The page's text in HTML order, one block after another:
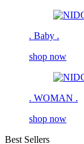
. Baby .
shop now
. WOMAN .
shop now
Best Sellers